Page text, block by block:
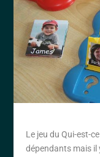
Le jeu du Qui-est-
dépendants mais il